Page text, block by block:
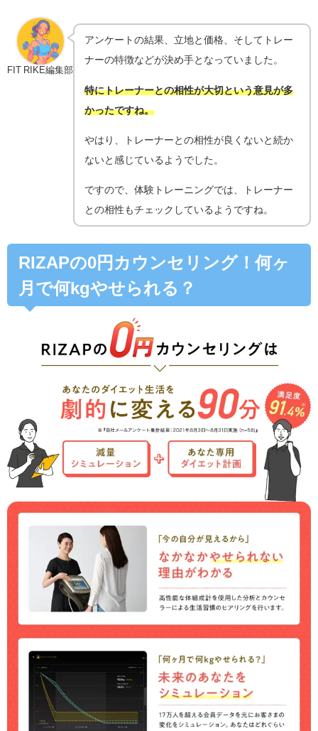
FIT RIKE編集部
アンケートの結果、立地と価格、そしてトレー
ナーの特徴などが決め手となっていました。
特にトレーナーとの相性が大切という意見が多
かったですね。
やはり、トレーナーとの相性が良くないと続か
ないと感じているようでした。
ですので、体験トレーニングでは、トレーナー
との相性もチェックしているようですね。
RIZAPの0円カウンセリング！何ヶ
月で何kgやせられる？